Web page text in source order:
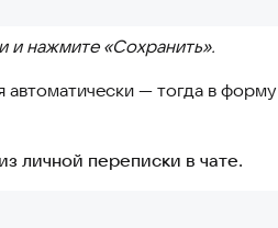
и нажмите «Сохранить».
— тогда в форму
личной переписки в чате.